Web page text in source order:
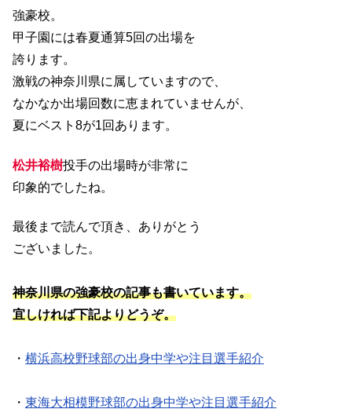
強豪校。
甲子園には春夏通算5回の出場を
誇ります。
激戦の神奈川県に属していますので、
なかなか出場回数に恵まれていませんが、
夏にベスト8が1回あります。
松井裕樹投手の出場時が非常に
印象的でしたね。
最後まで読んで頂き、ありがとう
ございました。
神奈川県の強豪校の記事も書いています。
宜しければ下記よりどうぞ。
・ 横浜高校野球部の出身中学や注目選手紹介
・ 東海大相模野球部の出身中学や注目選手紹介